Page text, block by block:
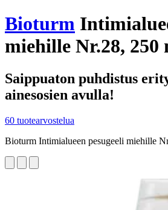
Bioturm
miehille Nr.28, 250
Saippuaton puhdistus
ainesosien avulla!
60 tuotearvostelua
Bioturm Intimialueen pesugeeli miehille